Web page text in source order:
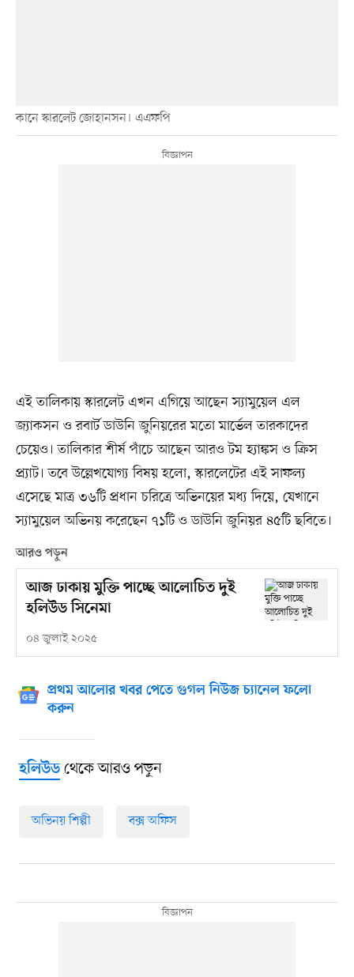
কানে স্কারলেট জোহানসন। এএফপি
এই তালিকায় স্কারলেট এখন এগিয়ে আছেন স্যামুয়েল এল
জ্যাকসন ও রবার্ট ডাউনি জুনিয়রের মতো মার্ভেল তারকাদের
চেয়েও। তালিকার শীর্ষ পাঁচে আছেন আরও টম হ্যাঙ্কস ও ক্রিস
প্র্যাট। তবে উল্লেখযোগ্য বিষয় হলো, স্কারলেটের এই সাফল্য
এসেছে মাত্র ৩৬টি প্রধান চরিত্রে অভিনয়ের মধ্য দিয়ে, যেখানে
স্যামুয়েল অভিনয় করেছেন ৭১টি ও ডাউনি জুনিয়র ৪৫টি ছবিতে।
আরও পড়ুন
আজ ঢাকায় মুক্তি পাচ্ছে আলোচিত দুই
হলিউড সিনেমা
০৪ জুলাই ২০২৫
প্রথম আলোর খবর পেতে গুগল নিউজ চ্যানেল ফলো
করুন
হলিউডথেকে আরও পড়ুন
অভিনয় শিল্পী বক্স অফিস